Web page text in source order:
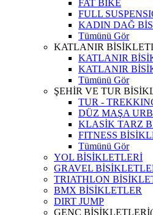
FAT BIKE
FULL
KADIN DAĞ
Tümünü Gör
KATLANIR
KATLANIR
KATLANIR
Tümünü Gör
ŞEHİR VE TUR
TUR -
DÜZ MAŞA
KLASİK TARZ
FITNESS
Tümünü Gör
YOL BİSİKLETLERİ
GRAVEL
TRIATHLON
BMX BİSİKLETLER
DIRT JUMP
GENÇ